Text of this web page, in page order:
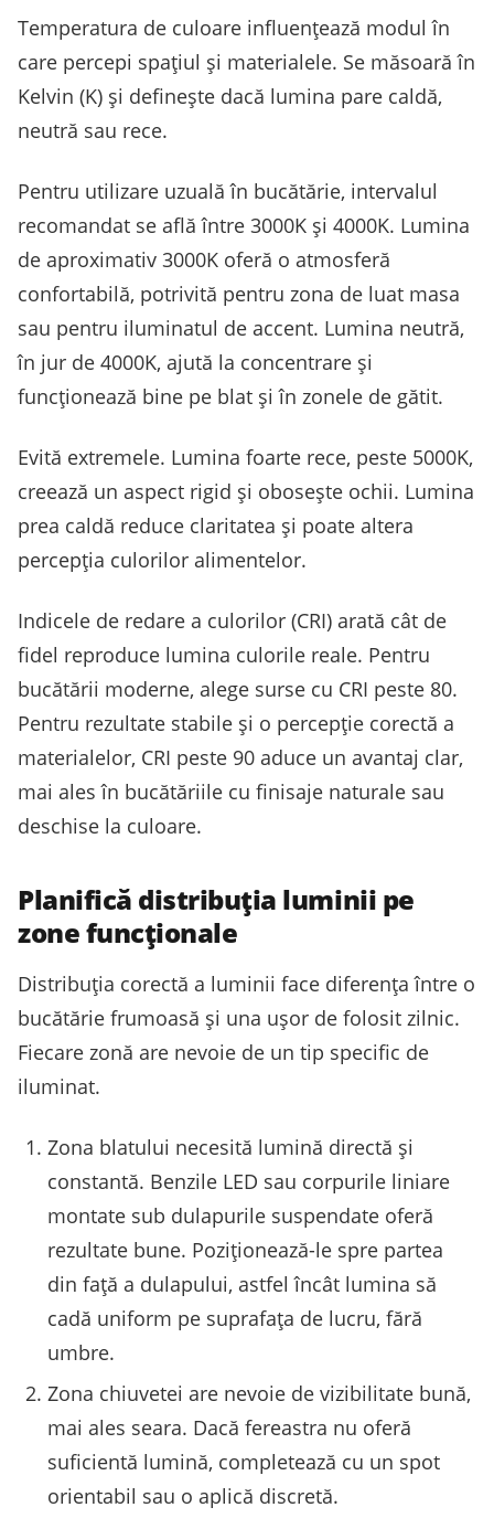
Temperatura de culoare influențează modul în
care percepi spațiul și materialele. Se măsoară în
Kelvin (K) și definește dacă lumina pare caldă,
neutră sau rece.
Pentru utilizare uzuală în bucătărie, intervalul
recomandat se află între 3000K și 4000K. Lumina
de aproximativ 3000K oferă o atmosferă
confortabilă, potrivită pentru zona de luat masa
sau pentru iluminatul de accent. Lumina neutră,
în jur de 4000K, ajută la concentrare și
funcționează bine pe blat și în zonele de gătit.
Evită extremele. Lumina foarte rece, peste 5000K,
creează un aspect rigid și obosește ochii. Lumina
prea caldă reduce claritatea și poate altera
percepția culorilor alimentelor.
Indicele de redare a culorilor (CRI) arată cât de
fidel reproduce lumina culorile reale. Pentru
bucătării moderne, alege surse cu CRI peste 80.
Pentru rezultate stabile și o percepție corectă a
materialelor, CRI peste 90 aduce un avantaj clar,
mai ales în bucătăriile cu finisaje naturale sau
deschise la culoare.
Planifică distribuția luminii pe
zone funcționale
Distribuția corectă a luminii face diferența între o
bucătărie frumoasă și una ușor de folosit zilnic.
Fiecare zonă are nevoie de un tip specific de
iluminat.
Zona blatului necesită lumină directă și
constantă. Benzile LED sau corpurile liniare
montate sub dulapurile suspendate oferă
rezultate bune. Poziționează-le spre partea
din față a dulapului, astfel încât lumina să
cadă uniform pe suprafața de lucru, fără
umbre.
Zona chiuvetei are nevoie de vizibilitate bună,
mai ales seara. Dacă fereastra nu oferă
suficientă lumină, completează cu un spot
orientabil sau o aplică discretă.